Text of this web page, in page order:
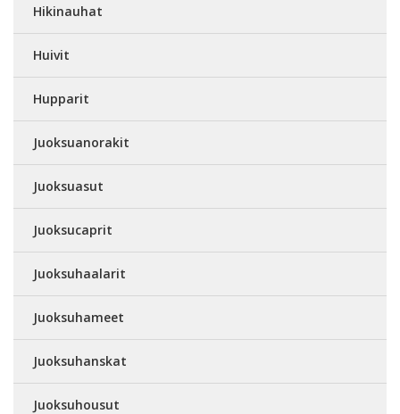
Hikinauhat
Huivit
Hupparit
Juoksuanorakit
Juoksuasut
Juoksucaprit
Juoksuhaalarit
Juoksuhameet
Juoksuhanskat
Juoksuhousut